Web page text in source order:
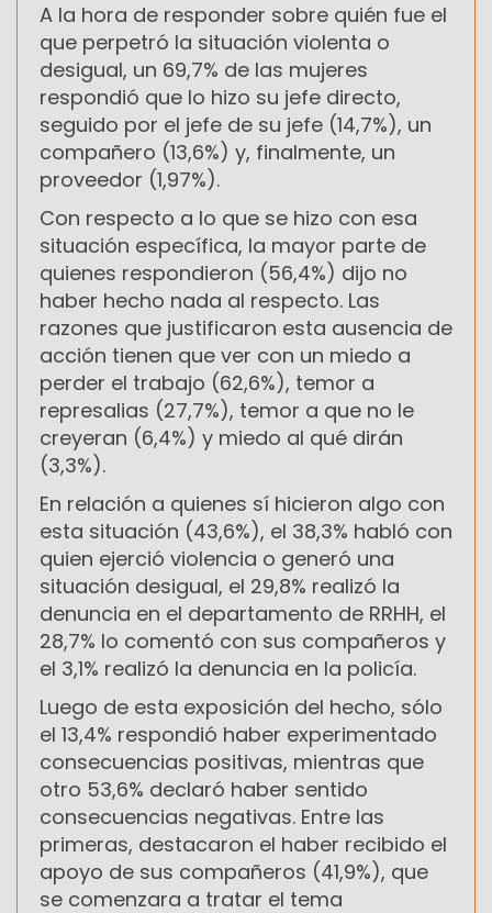
A la hora de responder sobre quién fue el
que perpetró la situación violenta o
desigual, un 69,7% de las mujeres
respondió que lo hizo su jefe directo,
seguido por el jefe de su jefe (14,7%), un
compañero (13,6%) y, finalmente, un
proveedor (1,97%).
Con respecto a lo que se hizo con esa
situación específica, la mayor parte de
quienes respondieron (56,4%) dijo no
haber hecho nada al respecto. Las
razones que justificaron esta ausencia de
acción tienen que ver con un miedo a
perder el trabajo (62,6%), temor a
represalias (27,7%), temor a que no le
creyeran (6,4%) y miedo al qué dirán
(3,3%).
En relación a quienes sí hicieron algo con
esta situación (43,6%), el 38,3% habló con
quien ejerció violencia o generó una
situación desigual, el 29,8% realizó la
denuncia en el departamento de RRHH, el
28,7% lo comentó con sus compañeros y
el 3,1% realizó la denuncia en la policía.
Luego de esta exposición del hecho, sólo
el 13,4% respondió haber experimentado
consecuencias positivas, mientras que
otro 53,6% declaró haber sentido
consecuencias negativas. Entre las
primeras, destacaron el haber recibido el
apoyo de sus compañeros (41,9%), que
se comenzara a tratar el tema